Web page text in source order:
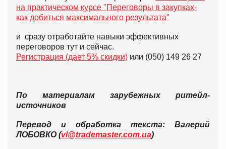
на практическом курсе "Переговоры в закупках-
как добиться максимального результата"
и сразу отработайте навыки эффективных
переговоров тут и сейчас.
Регистрация (дает 5% скидки) или (050) 149 26 27
По материалам зарубежных ритейл-
источников
Перевод и обработка текста: Валерий
ЛОБОВКО (vl@trademaster.com.ua)